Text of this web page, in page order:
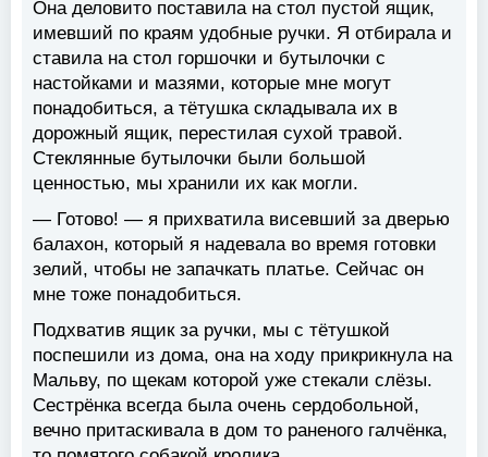
Она деловито поставила на стол пустой ящик,
имевший по краям удобные ручки. Я отбирала и
ставила на стол горшочки и бутылочки с
настойками и мазями, которые мне могут
понадобиться, а тётушка складывала их в
дорожный ящик, перестилая сухой травой.
Стеклянные бутылочки были большой
ценностью, мы хранили их как могли.
— Готово! — я прихватила висевший за дверью
балахон, который я надевала во время готовки
зелий, чтобы не запачкать платье. Сейчас он
мне тоже понадобиться.
Подхватив ящик за ручки, мы с тётушкой
поспешили из дома, она на ходу прикрикнула на
Мальву, по щекам которой уже стекали слёзы.
Сестрёнка всегда была очень сердобольной,
вечно притаскивала в дом то раненого галчёнка,